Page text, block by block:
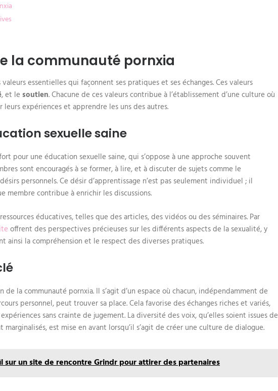
la communauté pornxia
essentielles qui façonnent ses pratiques et ses échanges. Ces valeurs
, et le soutien. Chacune de ces valeurs contribue à l’établissement d’une culture où
expériences et apprendre les uns des autres.
sexuelle saine
pour une éducation sexuelle saine, qui s’oppose à une approche souvent
sont encouragés à se former, à lire, et à discuter de sujets comme le
personnels. Ce désir d’apprentissage n’est pas seulement individuel ; il
membre contribue à enrichir les discussions.
éducatives, telles que des articles, des vidéos ou des séminaires. Par
offrent des perspectives précieuses sur les différents aspects de la sexualité, y
ainsi la compréhension et le respect des diverses pratiques.
de la communauté pornxia. Il s’agit d’un espace où chacun, indépendamment de
personnel, peut trouver sa place. Cela favorise des échanges riches et variés,
sans crainte de jugement. La diversité des voix, qu’elles soient issues de
marginalisés, est mise en avant lorsqu’il s’agit de créer une culture de dialogue.
un site de rencontre Grindr pour attirer des partenaires